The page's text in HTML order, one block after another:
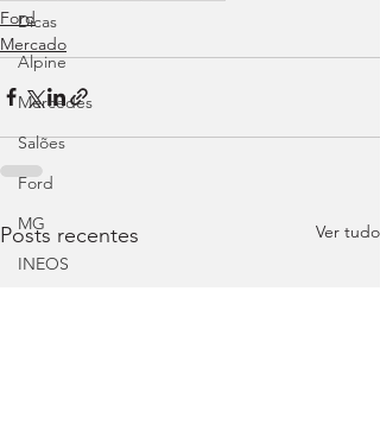
Dicas
Alpine
Mercedes
Salões
Ford
MG
INEOS
Ford
Mercado
Posts recentes Ver tudo